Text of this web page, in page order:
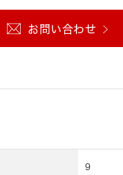
お問い合わせ
9